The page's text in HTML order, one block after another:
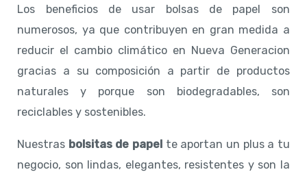
Los beneficios de usar bolsas de papel son
numerosos, ya que contribuyen en gran medida a
reducir el cambio climático en Nueva Generacion
gracias a su composición a partir de productos
naturales y porque son biodegradables, son
reciclables y sostenibles.
Nuestras bolsitas de papel te aportan un plus a tu
negocio, son lindas, elegantes, resistentes y son la